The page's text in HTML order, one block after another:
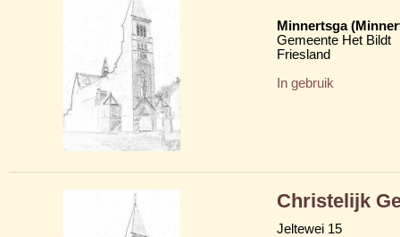
Minnertsga
Gemeente Het Bildt
Friesland
In gebruik
Christelijk
Jeltewei 15